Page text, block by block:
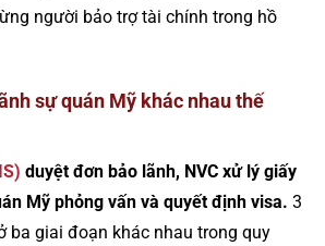
người bảo trợ tài chính trong hồ
sự quán Mỹ khác nhau thế
duyệt đơn bảo lãnh, NVC xử lý giấy
Mỹ phỏng vấn và quyết định visa. 3
ba giai đoạn khác nhau trong quy